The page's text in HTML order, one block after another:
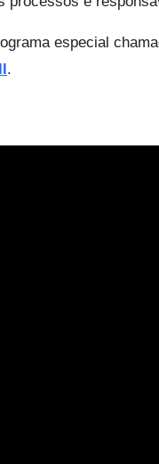
especial
.